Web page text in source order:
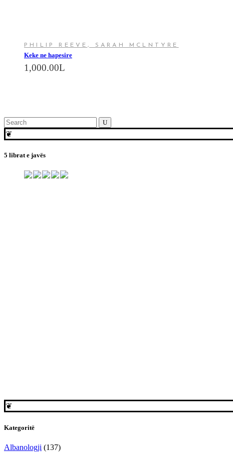
PHILIP REEVE, SARAH MCLNTYRE
Keke ne hapesire
1,000.00L
Search
for:
❦
5 librat e javës
❦
Kategoritë
Albanologji (137)